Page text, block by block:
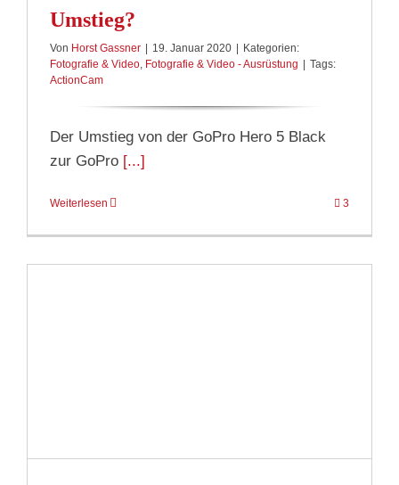
Umstieg?
Von Horst Gassner 19. Januar 2020
Kategorien:
Fotografie & Video, Fotografie & Video - Ausrüstung
Tags:
ActionCam
Der Umstieg von der GoPro Hero 5 Black
zur GoPro [...]
Weiterlesen 3